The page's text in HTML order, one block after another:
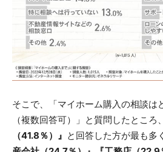
そこで、「マイホーム購入の相談は
（複数回答可）」と質問したところ、
（41.8％）』 と回答した方が最も多